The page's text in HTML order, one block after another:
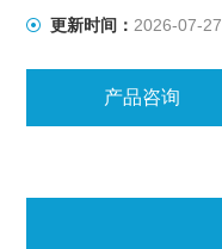
更新时间： 2026-07-27
产品咨询